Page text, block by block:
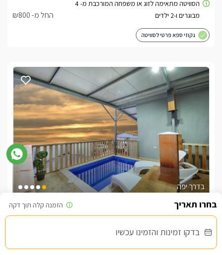
בדקו זמינות והזמינו עכשיו
החל מ- ₪800
גקוזי ספא פרטי לסוויטה
בדרך יפה
/5
צימר בצפון, עין יעקב